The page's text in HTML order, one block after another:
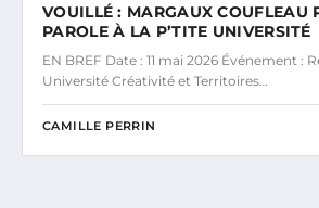
VOUILLÉ : MARGAUX COUFLEAU
PAROLE À LA P’TITE UNIVERSITÉ
EN BREF Date : 11 mai 2026 Événement :
Université Créativité et Territoires…
CAMILLE PERRIN